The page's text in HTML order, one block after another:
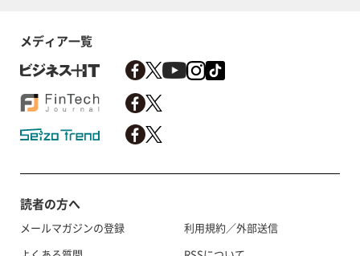
メディア一覧
読者の方へ
メールマガジンの登録
利用規約／外部送信